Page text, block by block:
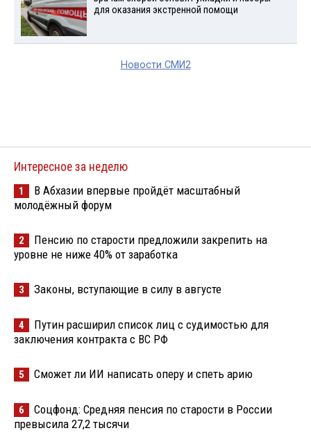
для оказания экстренной помощи
Новости СМИ2
Интересное за неделю
1
В Абхазии впервые пройдёт масштабный
молодёжный форум
2
Пенсию по старости предложили закрепить на
уровне не ниже 40% от заработка
3 Законы, вступающие в силу в августе
4
Путин расширил список лиц с судимостью для
заключения контракта с ВС РФ
5 Сможет ли ИИ написать оперу и спеть арию
6
Соцфонд: Средняя пенсия по старости в России
превысила 27,2 тысячи